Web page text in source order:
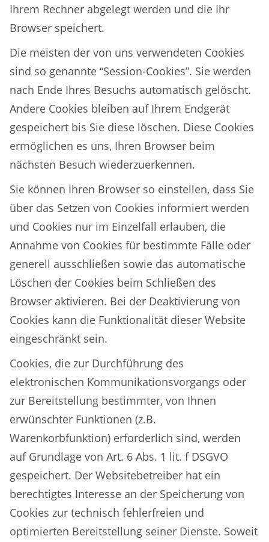
Ihrem Rechner abgelegt werden und die Ihr
Browser speichert.
Die meisten der von uns verwendeten Cookies
sind so genannte “Session-Cookies”. Sie werden
nach Ende Ihres Besuchs automatisch gelöscht.
Andere Cookies bleiben auf Ihrem Endgerät
gespeichert bis Sie diese löschen. Diese Cookies
ermöglichen es uns, Ihren Browser beim
nächsten Besuch wiederzuerkennen.
Sie können Ihren Browser so einstellen, dass Sie
über das Setzen von Cookies informiert werden
und Cookies nur im Einzelfall erlauben, die
Annahme von Cookies für bestimmte Fälle oder
generell ausschließen sowie das automatische
Löschen der Cookies beim Schließen des
Browser aktivieren. Bei der Deaktivierung von
Cookies kann die Funktionalität dieser Website
eingeschränkt sein.
Cookies, die zur Durchführung des
elektronischen Kommunikationsvorgangs oder
zur Bereitstellung bestimmter, von Ihnen
erwünschter Funktionen (z.B.
Warenkorbfunktion) erforderlich sind, werden
auf Grundlage von Art. 6 Abs. 1 lit. f DSGVO
gespeichert. Der Websitebetreiber hat ein
berechtigtes Interesse an der Speicherung von
Cookies zur technisch fehlerfreien und
optimierten Bereitstellung seiner Dienste. Soweit